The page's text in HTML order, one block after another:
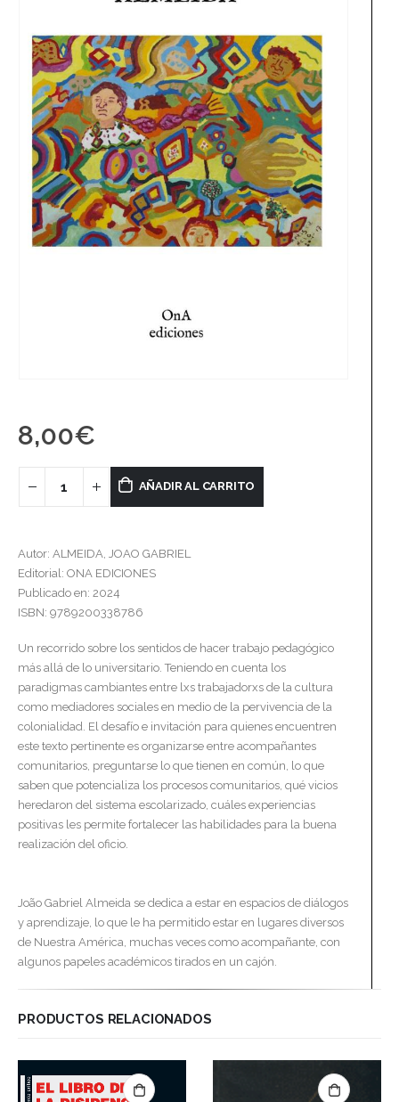
8,00€
AÑADIR AL CARRITO
Autor: ALMEIDA, JOAO GABRIEL
Editorial: ONA EDICIONES
Publicado en: 2024
ISBN: 9789200338786
Un recorrido sobre los sentidos de hacer trabajo pedagógico
más allá de lo universitario. Teniendo en cuenta los
paradigmas cambiantes entre lxs trabajadorxs de la cultura
como mediadores sociales en medio de la pervivencia de la
colonialidad. El desafío e invitación para quienes encuentren
este texto pertinente es organizarse entre acompañantes
comunitarios, preguntarse lo que tienen en común, lo que
saben que potencializa los procesos comunitarios, qué vicios
heredaron del sistema escolarizado, cuáles experiencias
positivas les permite fortalecer las habilidades para la buena
realización del oficio.
João Gabriel Almeida se dedica a estar en espacios de diálogos
y aprendizaje, lo que le ha permitido estar en lugares diversos
de Nuestra América, muchas veces como acompañante, con
algunos papeles académicos tirados en un cajón.
PRODUCTOS RELACIONADOS